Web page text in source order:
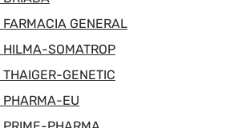
GENERAL
SOMATROP
GENETIC
EU